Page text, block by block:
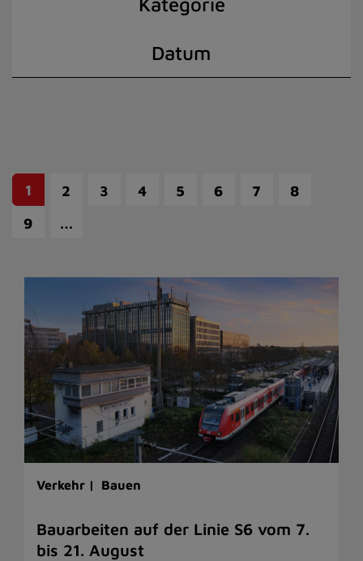
Datum
1 2 3 4 5 6 7
8
9
…
Verkehr | Bauen
Bauarbeiten auf der Linie S6 vom 7.
bis 21. August